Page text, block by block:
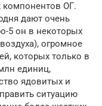
компонентов ОГ.
дают очень
5 он в некоторых
огромное
которых только в
единиц,
ядовитых и
ситуацию